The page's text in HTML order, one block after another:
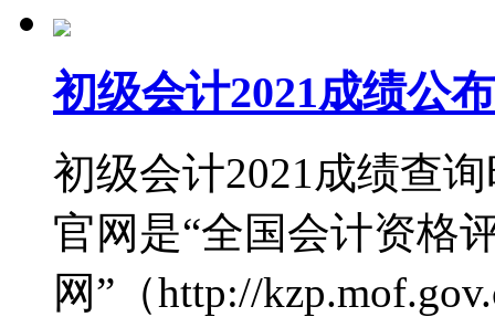
初级会计2021成绩公
初级会计2021成绩查
官网是“全国会计资格
网”（http://